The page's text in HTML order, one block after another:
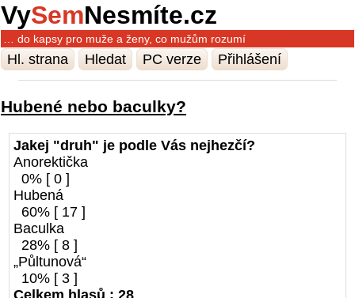
VySemNesmíte.cz
… do kapsy pro muže a ženy, co mužům rozumí
Hl. strana Hledat PC verze Přihlášení
Hubené nebo baculky?
Jakej "druh" je podle Vás nejhezčí?
Anorektička
0% [ 0 ]
Hubená
60% [ 17 ]
Baculka
28% [ 8 ]
„Půltunová“
10% [ 3 ]